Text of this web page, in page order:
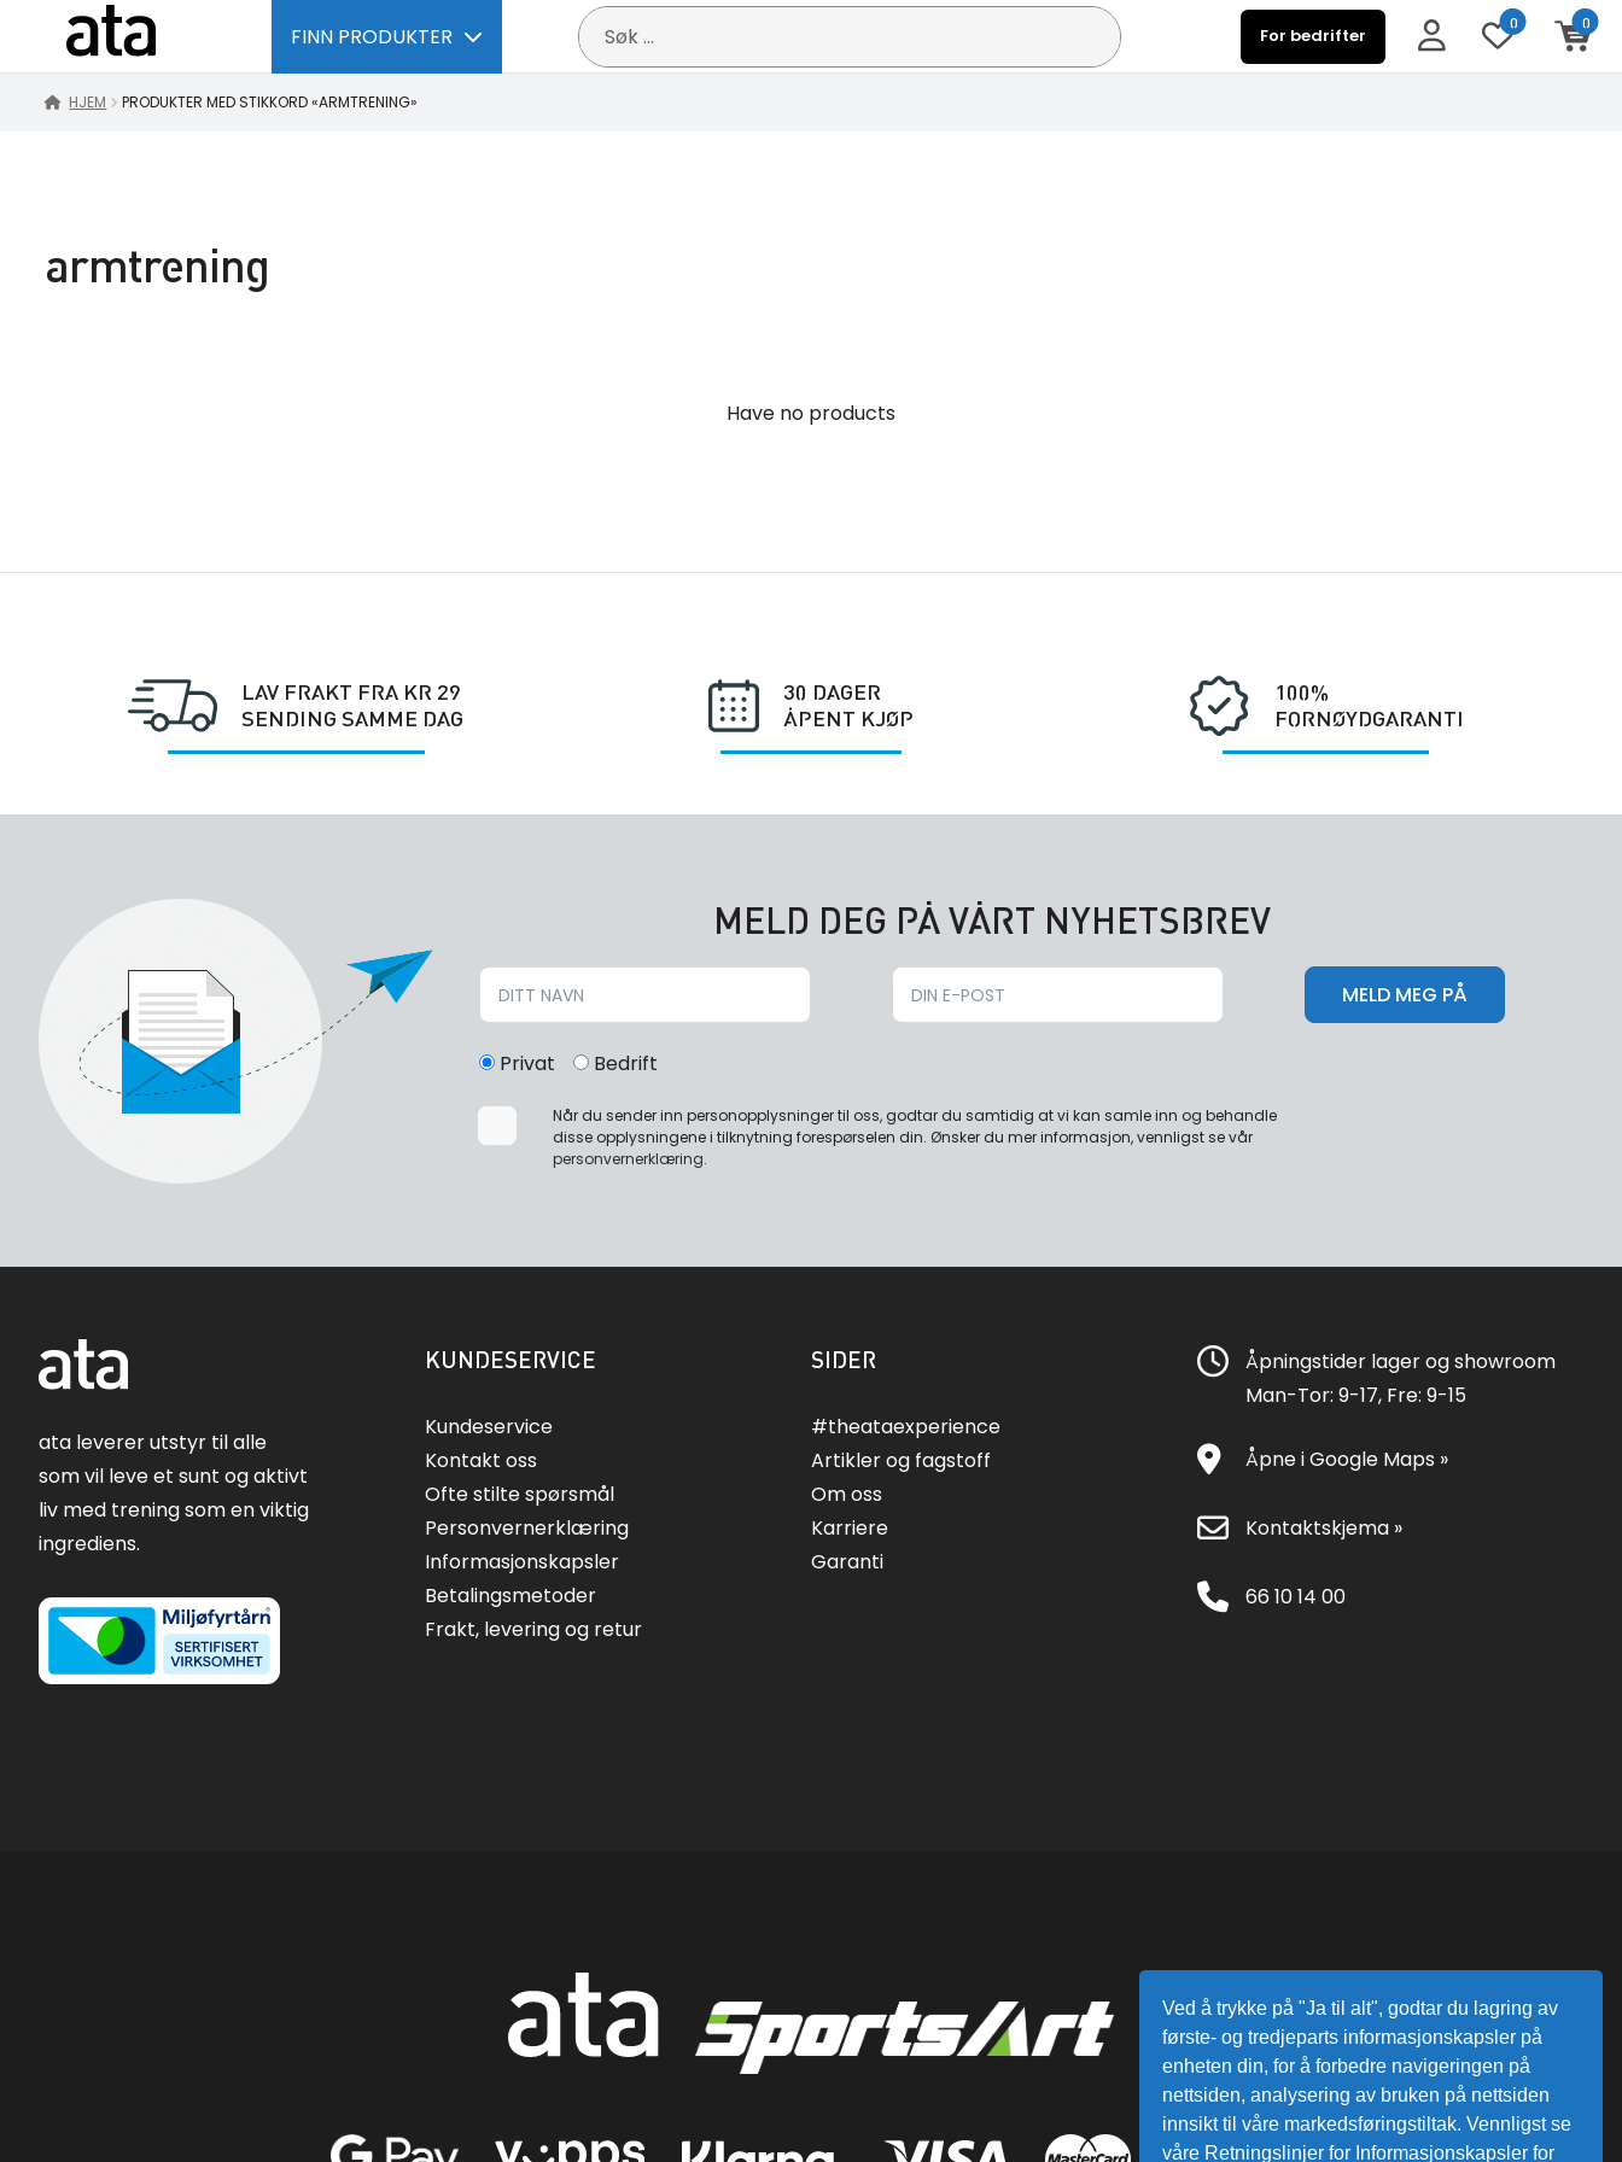
FINN PRODUKTER
Søk
etter:
For bedrifter
0 0
HJEM PRODUKTER MED STIKKORD «ARMTRENING»
armtrening
Have no products
LAV FRAKT FRA KR 29
SENDING SAMME DAG
30 DAGER
ÅPENT KJØP
100%
FORNØYDGARANTI
MELD DEG PÅ VÅRT NYHETSBREV
Privat Bedrift
Når du sender inn personopplysninger til oss, godtar du samtidig at vi kan samle inn og behandle
disse opplysningene i tilknytning forespørselen din. Ønsker du mer informasjon, vennligst se vår
personvernerklæring.
ata leverer utstyr til alle
som vil leve et sunt og aktivt
liv med trening som en viktig
ingrediens.
KUNDESERVICE
Kundeservice
Kontakt oss
Ofte stilte spørsmål
Personvernerklæring
Informasjonskapsler
Betalingsmetoder
Frakt, levering og retur
SIDER
#theataexperience
Artikler og fagstoff
Om oss
Karriere
Garanti
Åpningstider lager og showroom
Man-Tor: 9-17, Fre: 9-15
Åpne i Google Maps »
Kontaktskjema »
66 10 14 00
Ved å trykke på "Ja til alt", godtar du lagring av
første- og tredjeparts informasjonskapsler på
enheten din, for å forbedre navigeringen på
nettsiden, analysering av bruken på nettsiden
innsikt til våre markedsføringstiltak. Vennligst se
våre Retningslinjer for Informasjonskapsler for